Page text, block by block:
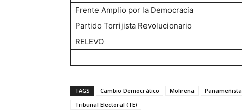
Frente Amplio por la Democracia
Partido Torrijista Revolucionario
RELEVO
TAGS Cambio Democrático Molirena Panameñista
Tribunal Electoral (TE)